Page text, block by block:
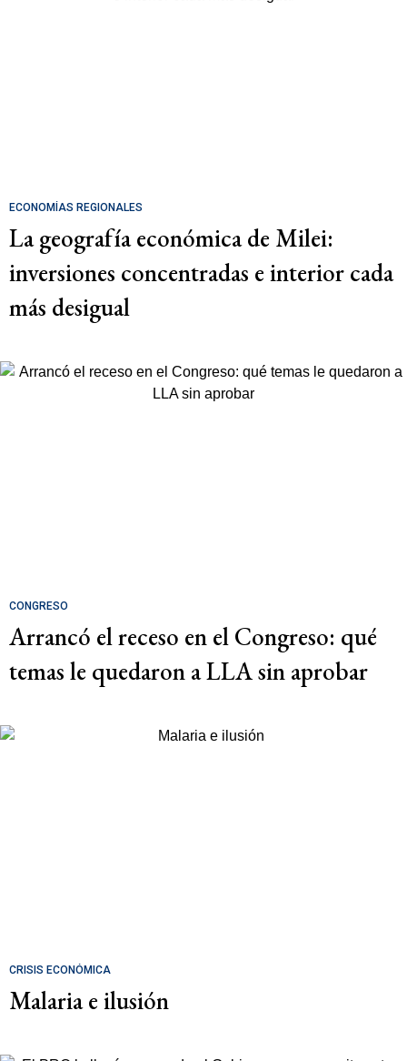
ECONOMÍAS REGIONALES
La geografía económica de Milei:
inversiones concentradas e interior cada
más desigual
CONGRESO
Arrancó el receso en el Congreso: qué
temas le quedaron a LLA sin aprobar
CRISIS ECONÓMICA
Malaria e ilusión